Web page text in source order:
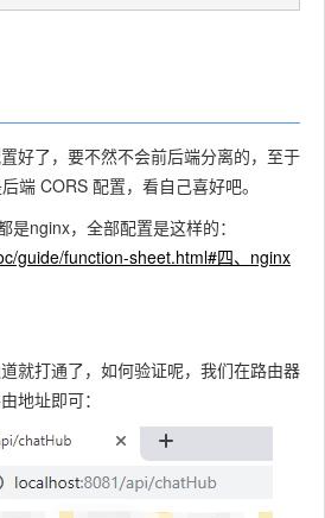
好了，要不然不会前后端分离的，至于
端 CORS 配置，看自己喜好吧。
nginx，全部配置是这样的：
guide/function-sheet.html#四、nginx
就打通了，如何验证呢，我们在路由器
地址即可：